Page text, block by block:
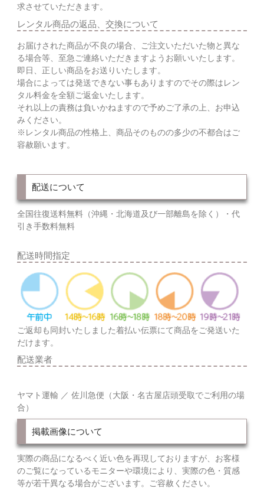
求させていただきます。
レンタル商品の返品、交換について
お届けされた商品が不良の場合、ご注文いただいた物と異な
る場合等、至急ご連絡いただきますようお願いいたします。
即日、正しい商品をお送りいたします。
場合によっては発送できない事もありますのでその際はレン
タル料金を全額ご返金いたします。
それ以上の責務は負いかねますので予めご了承の上、お申込
みください。
※レンタル商品の性格上、商品そのものの多少の不都合はご
容赦願います。
配送について
全国往復送料無料（沖縄・北海道及び一部離島を除く）・代
引き手数料無料
配送時間指定
ご返却も同封いたしました着払い伝票にて商品をご発送いた
だけます。
配送業者
ヤマト運輸 ／ 佐川急便（大阪・名古屋店頭受取でご利用の場
合）
掲載画像について
実際の商品になるべく近い色を再現しておりますが、お客様
のご覧になっているモニターや環境により、実際の色・質感
等が若干異なる場合がございます。ご容赦ください。